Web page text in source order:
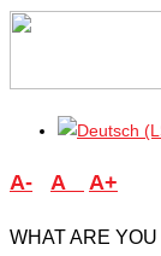
A- A A+
WHAT ARE